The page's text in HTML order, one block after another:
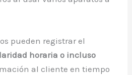
pueden registrar el
horaria o incluso
al cliente en tiempo